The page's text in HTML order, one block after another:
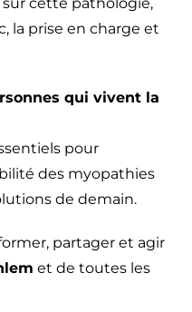
la prise en charge et
qui vivent la
pour
des myopathies
de demain.
partager et agir
et de toutes les